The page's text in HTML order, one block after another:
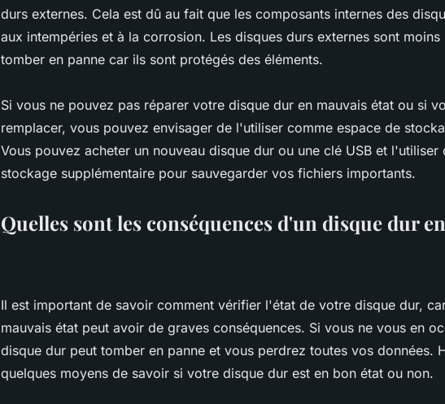
durs externes. Cela est dû au fait que les composants internes des
aux intempéries et à la corrosion. Les disques durs externes sont
tomber en panne car ils sont protégés des éléments.
Si vous ne pouvez pas réparer votre disque dur en mauvais état ou si
remplacer, vous pouvez envisager de l'utiliser comme espace de
Vous pouvez acheter un nouveau disque dur ou une clé USB et l'utiliser
stockage supplémentaire pour sauvegarder vos fichiers importants.
Quelles sont les conséquences d'un disque dur
Il est important de savoir comment vérifier l'état de votre disque dur,
mauvais état peut avoir de graves conséquences. Si vous ne vous en
disque dur peut tomber en panne et vous perdrez toutes vos données.
quelques moyens de savoir si votre disque dur est en bon état ou non.